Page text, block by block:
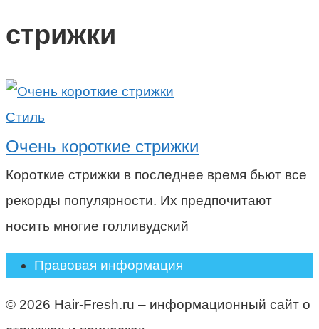
стрижки
Стиль
Очень короткие стрижки
Короткие стрижки в последнее время бьют все
рекорды популярности. Их предпочитают
носить многие голливудский
Правовая информация
© 2026 Hair-Fresh.ru – информационный сайт о